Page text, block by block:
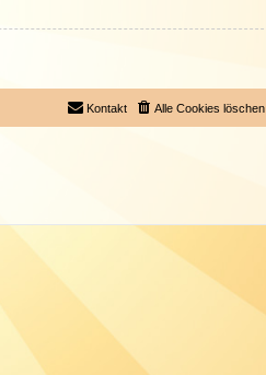
Alle Cookies löschen
Kontakt